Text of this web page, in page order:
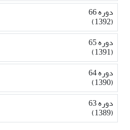
دوره 66
(1392)
دوره 65
(1391)
دوره 64
(1390)
دوره 63
(1389)